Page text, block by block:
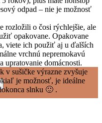
odpad – nie je možnosť
rozložili o čosi rýchlejšie, ale
opakovane. Opakovane
viete ich použiť aj u ďalších
vrchnú nepremokavú
upratovanie domácnosti.
v sušičke výrazne zvyšuje
je možnosť, je ideálne
slnku 🙂 .